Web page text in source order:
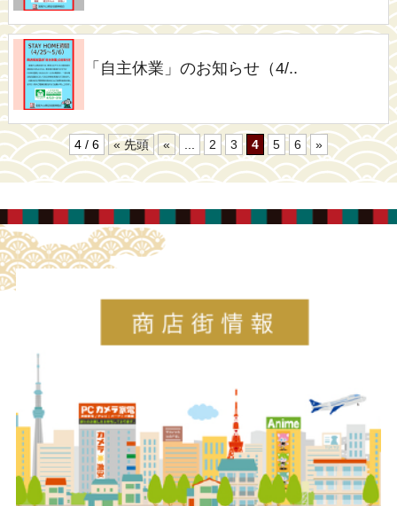
「自主休業」のお知らせ（4/..
4 / 6 « 先頭 « ... 2 3 4 5 6 »